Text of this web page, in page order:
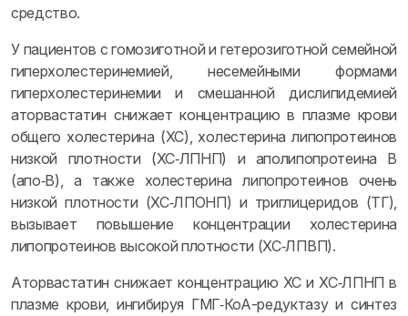
средство.
У пациентов с гомозиготной и гетерозиготной семейной
гиперхолестеринемией, несемейными формами
гиперхолестеринемии и смешанной дислипидемией
аторвастатин снижает концентрацию в плазме крови
общего холестерина (ХС), холестерина липопротеинов
низкой плотности (ХС‑ЛПНП) и аполипопротеина B
(апо‑B), а также холестерина липопротеинов очень
низкой плотности (ХС‑ЛПОНП) и триглицеридов (ТГ),
вызывает повышение концентрации холестерина
липопротеинов высокой плотности (ХС‑ЛПВП).
Аторвастатин снижает концентрацию ХС и ХС‑ЛПНП в
плазме крови, ингибируя ГМГ‑КоА-редуктазу и синтез